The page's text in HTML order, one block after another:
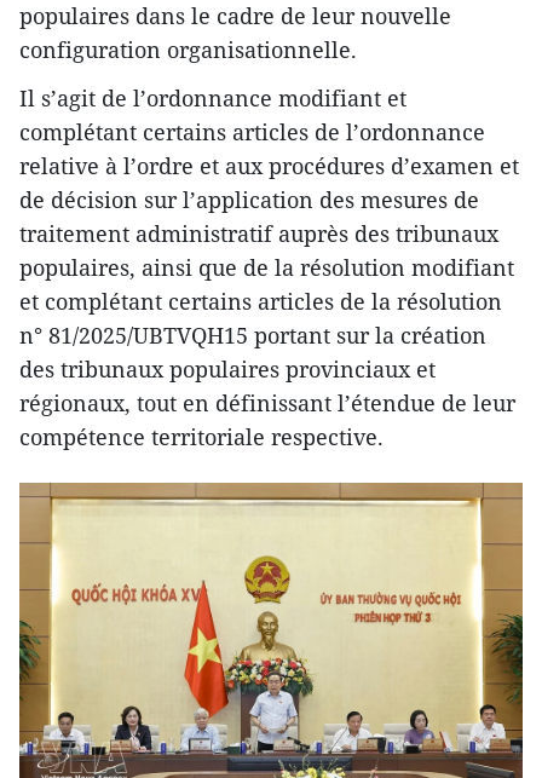
populaires dans le cadre de leur nouvelle
configuration organisationnelle.
Il s’agit de l’ordonnance modifiant et
complétant certains articles de l’ordonnance
relative à l’ordre et aux procédures d’examen et
de décision sur l’application des mesures de
traitement administratif auprès des tribunaux
populaires, ainsi que de la résolution modifiant
et complétant certains articles de la résolution
n° 81/2025/UBTVQH15 portant sur la création
des tribunaux populaires provinciaux et
régionaux, tout en définissant l’étendue de leur
compétence territoriale respective.